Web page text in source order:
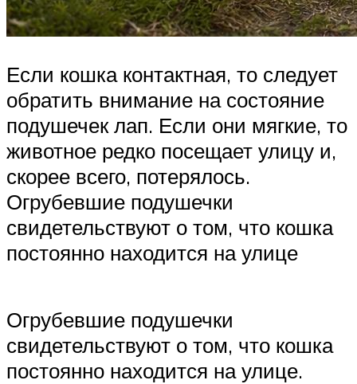
Если кошка контактная, то следует
обратить внимание на состояние
подушечек лап. Если они мягкие, то
животное редко посещает улицу и,
скорее всего, потерялось.
Огрубевшие подушечки
свидетельствуют о том, что кошка
постоянно находится на улице
Огрубевшие подушечки
свидетельствуют о том, что кошка
постоянно находится на улице.